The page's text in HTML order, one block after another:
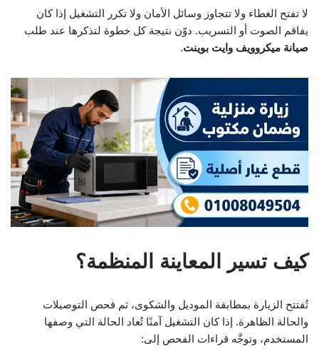
لا تفتح الغطاء ولا تتجاوز وسائل الأمان ولا تكرر التشغيل إذا كان
يفاقم الصوت أو التسريب. دوّن نتيجة كل خطوة لتذكرها عند طلب
صيانة ميكروويف وايت بوينت.
كيف تسير المعاينة المنظمة؟
تُفتتح الزيارة بمطابقة الموديل والشكوى، ثم فحص التوصيلات
والحالة الظاهرة. إذا كان التشغيل آمنًا تُعاد الحالة التي وصفها
المستخدم، وتوجَّه قراءات الفحص إلى: